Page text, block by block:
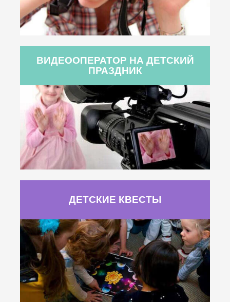
ВИДЕООПЕРАТОР НА ДЕТСКИЙ
ПРАЗДНИК
ДЕТСКИЕ КВЕСТЫ